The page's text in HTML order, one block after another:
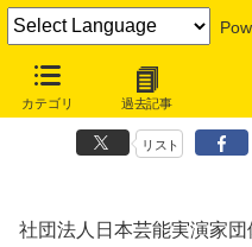
カテゴリ 過去記事
著名人の写真、中高生の3割がネ
意識調査
リスト
社団法人日本芸能実演家団